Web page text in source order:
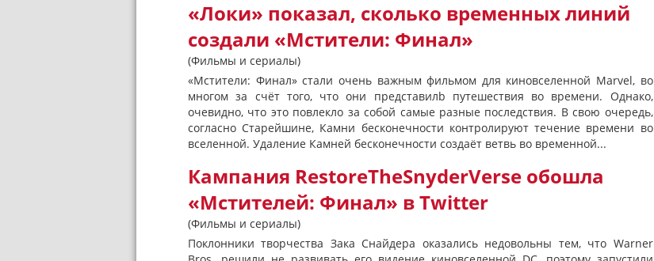
«Локи» показал, сколько временных линий
создали «Мстители: Финал»
(Фильмы и сериалы)
«Мстители: Финал» стали очень важным фильмом для киновселенной Marvel, во
многом за счёт того, что они представилb путешествия во времени. Однако,
очевидно, что это повлекло за собой самые разные последствия. В свою очередь,
согласно Старейшине, Камни бесконечности контролируют течение времени во
вселенной. Удаление Камней бесконечности создаёт ветвь во временной...
Кампания RestoreTheSnyderVerse обошла
«Мстителей: Финал» в Twitter
(Фильмы и сериалы)
Поклонники творчества Зака Снайдера оказались недовольны тем, что Warner